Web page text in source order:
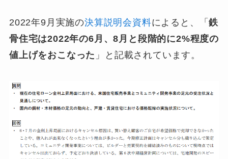
2022年9月実施の決算説明会資料によると、「鉄
骨住宅は2022年の6月、8月と段階的に2%程度の
値上げをおこなった 」と記載されています。